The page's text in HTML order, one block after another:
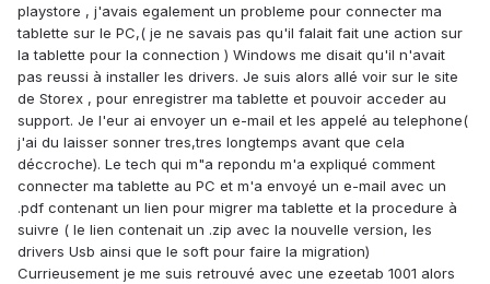
playstore , j'avais egalement un probleme pour connecter ma
tablette sur le PC,( je ne savais pas qu'il falait fait une action sur
la tablette pour la connection ) Windows me disait qu'il n'avait
pas reussi à installer les drivers. Je suis alors allé voir sur le site
de Storex , pour enregistrer ma tablette et pouvoir acceder au
support. Je l'eur ai envoyer un e-mail et les appelé au telephone(
j'ai du laisser sonner tres,tres longtemps avant que cela
déccroche). Le tech qui m"a repondu m'a expliqué comment
connecter ma tablette au PC et m'a envoyé un e-mail avec un
.pdf contenant un lien pour migrer ma tablette et la procedure à
suivre ( le lien contenait un .zip avec la nouvelle version, les
drivers Usb ainsi que le soft pour faire la migration)
Currieusement je me suis retrouvé avec une ezeetab 1001 alors